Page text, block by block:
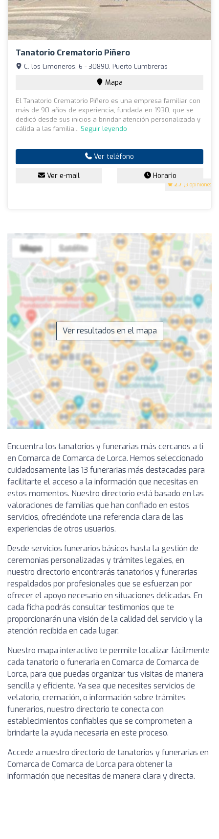
Tanatorio Crematorio Piñero
2.7 (3 opiniones)
C. los Limoneros, 6 - 30890, Puerto Lumbreras
Mapa
El Tanatorio Crematorio Piñero es una empresa familiar con
más de 90 años de experiencia, fundada en 1930, que se
dedicó desde sus inicios a brindar atención personalizada y
cálida a las familia... Seguir leyendo
Ver teléfono
Ver e-mail Horario
Ver resultados en el mapa
Encuentra los tanatorios y funerarias más cercanos a ti
en Comarca de Comarca de Lorca. Hemos seleccionado
cuidadosamente las 13 funerarias más destacadas para
facilitarte el acceso a la información que necesitas en
estos momentos. Nuestro directorio está basado en las
valoraciones de familias que han confiado en estos
servicios, ofreciéndote una referencia clara de las
experiencias de otros usuarios.
Desde servicios funerarios básicos hasta la gestión de
ceremonias personalizadas y trámites legales, en
nuestro directorio encontrarás tanatorios y funerarias
respaldados por profesionales que se esfuerzan por
ofrecer el apoyo necesario en situaciones delicadas. En
cada ficha podrás consultar testimonios que te
proporcionarán una visión de la calidad del servicio y la
atención recibida en cada lugar.
Nuestro mapa interactivo te permite localizar fácilmente
cada tanatorio o funeraria en Comarca de Comarca de
Lorca, para que puedas organizar tus visitas de manera
sencilla y eficiente. Ya sea que necesites servicios de
velatorio, cremación, o información sobre trámites
funerarios, nuestro directorio te conecta con
establecimientos confiables que se comprometen a
brindarte la ayuda necesaria en este proceso.
Accede a nuestro directorio de tanatorios y funerarias en
Comarca de Comarca de Lorca para obtener la
información que necesitas de manera clara y directa.